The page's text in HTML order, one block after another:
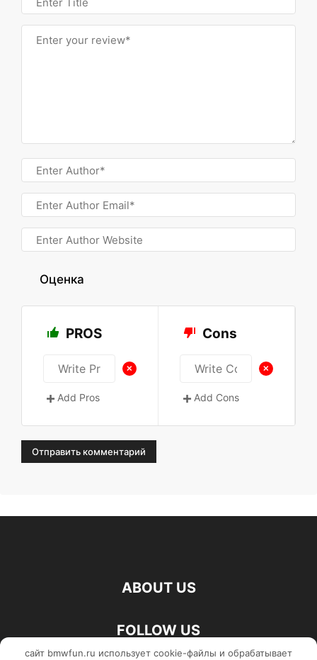
Оценка
PROS
+
Add Pros
Cons
+
Add Cons
ABOUT US
FOLLOW US
сайт bmwfun.ru использует cookie-файлы и обрабатывает